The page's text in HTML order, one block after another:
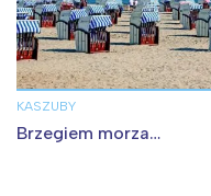
KASZUBY
Brzegiem morza…